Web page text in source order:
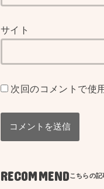
サイト
次回のコメントで使
RECOMMEND